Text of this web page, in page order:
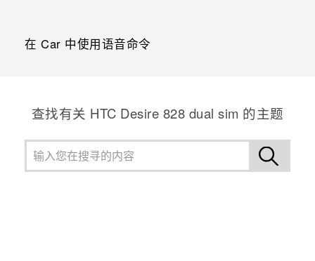
在 Car 中使用语音命令
查找有关 HTC Desire 828 dual sim 的主题